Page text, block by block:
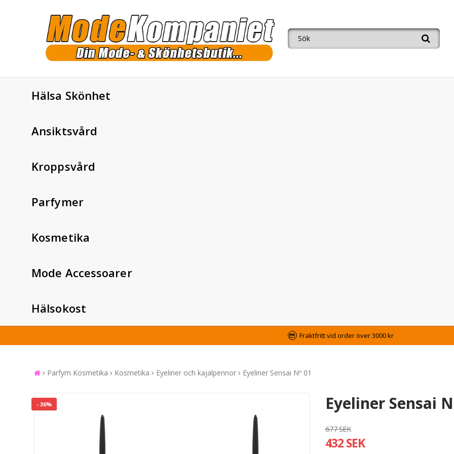
Hälsa Skönhet
Ansiktsvård
Kroppsvård
Parfymer
Kosmetika
Mode Accessoarer
Hälsokost
Fraktfritt vid order över 3000 kr
Parfym Kosmetika Kosmetika Eyeliner och kajalpennor Eyeliner Sensai Nº 01
- 36% Eyeliner Sensai
677 SEK
432 SEK